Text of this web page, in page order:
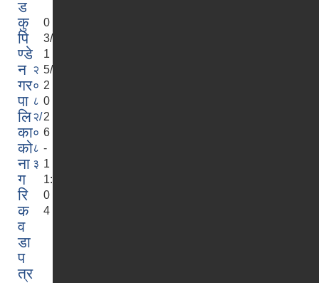
ड
कु
पि
ण्डे
न
गर
पा
लि
का
को
ना
ग
रि
क
व
डा
प
त्र
२
०
८
२/
०
८
३
0
3/
1
5/
2
0
2
6
-
1
1:
0
4